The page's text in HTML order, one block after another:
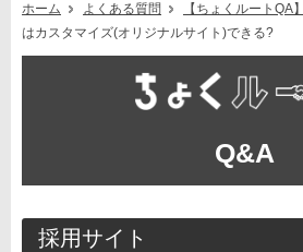
ホーム よくある質問 【ちょくルートQA
はカスタマイズ(オリジナルサイト)できる?
Q&A
採用サイト